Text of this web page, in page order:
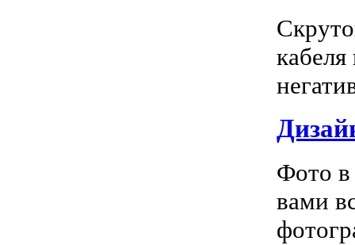
Фото в
вами